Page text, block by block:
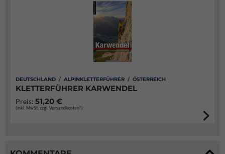
DEUTSCHLAND / ALPINKLETTERFÜHRER / ÖSTERREICH
KLETTERFÜHRER KARWENDEL
Preis: 51,20 €
(inkl. MwSt. zzgl. Versandkosten*)